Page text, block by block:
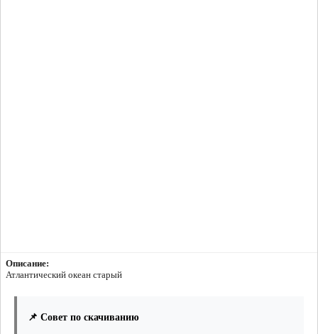
Описание:
Атлантический океан старый
📌 Совет по скачиванию